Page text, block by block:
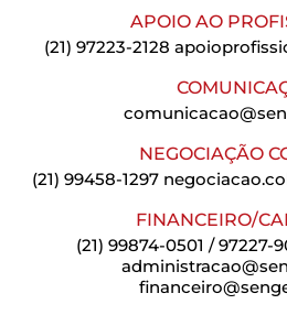
APOIO AO
(21) 97223-2128
NEGOCIAÇÃO
(21) 99458-1297
FINANCEIRO/
(21) 99874-0501 / 97227-